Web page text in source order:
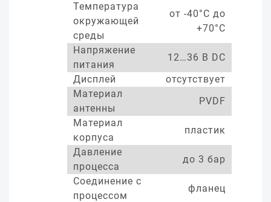
Температура
окружающей
среды
от -40°С до
+70°С
Напряжение
питания
12…36 В DC
Дисплей
отсутствует
Материал
антенны
PVDF
Материал
корпуса
пластик
Давление
процесса
до 3 бар
Соединение с
процессом
фланец